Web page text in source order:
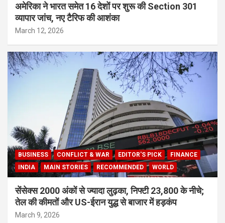
अमेरिका ने भारत समेत 16 देशों पर शुरू की Section 301
व्यापार जांच, नए टैरिफ की आशंका
March 12, 2026
BUSINESS CONFLICT & WAR EDITOR'S PICK
FINANCE
INDIA
MAIN STORIES RECOMMENDED WORLD
सेंसेक्स 2000 अंकों से ज्यादा लुढ़का, निफ्टी 23,800 के नीचे;
तेल की कीमतों और US-ईरान युद्ध से बाजार में हड़कंप
March 9, 2026